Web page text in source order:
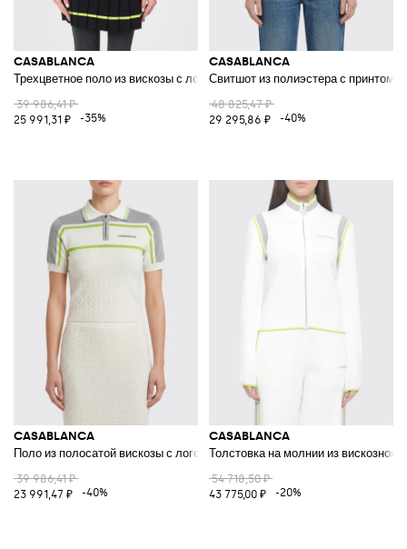
CASABLANCA
Трехцветное поло из вискозы с логотипом
39 986,41 ₽
25 991,31 ₽
-35%
CASABLANCA
Свитшот из полиэстера с принтом
48 825,47 ₽
29 295,86 ₽
-40%
CASABLANCA
Поло из полосатой вискозы с логотипом
39 986,41 ₽
23 991,47 ₽
-40%
CASABLANCA
Толстовка на молнии из вискозного
54 718,50 ₽
43 775,00 ₽
-20%